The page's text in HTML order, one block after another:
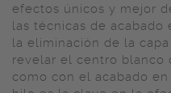
efectos únicos y mejor
las técnicas de acabado
la eliminación de la
revelar el centro blanco
como con el acabado